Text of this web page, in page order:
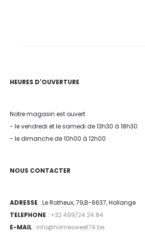
HEURES D'OUVERTURE
Notre magasin est ouvert
- le vendredi et le samedi de 13h30 à 18h30
- le dimanche de 10h00 à 12h00
NOUS CONTACTER
ADRESSE : Le Rotheux, 79,B-6637, Hollange
TELEPHONE : +32 499/24.24.84
E-MAIL : info@homesweet79.be